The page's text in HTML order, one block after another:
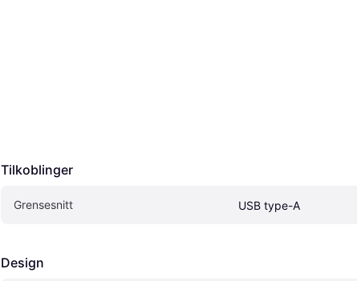
Tilkoblinger
Grensesnitt USB type-A
Design